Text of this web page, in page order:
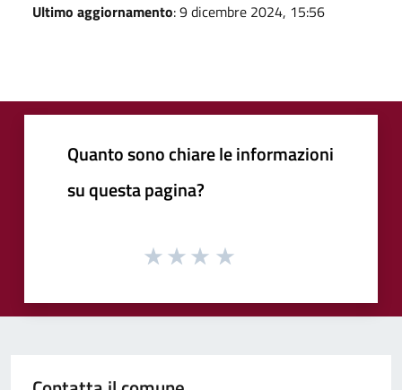
Ultimo aggiornamento: 9 dicembre 2024, 15:56
Quanto sono chiare le informazioni
su questa pagina?